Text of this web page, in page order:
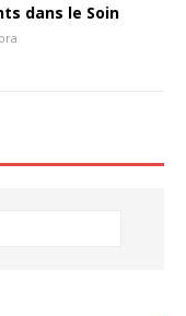
dans le Soin